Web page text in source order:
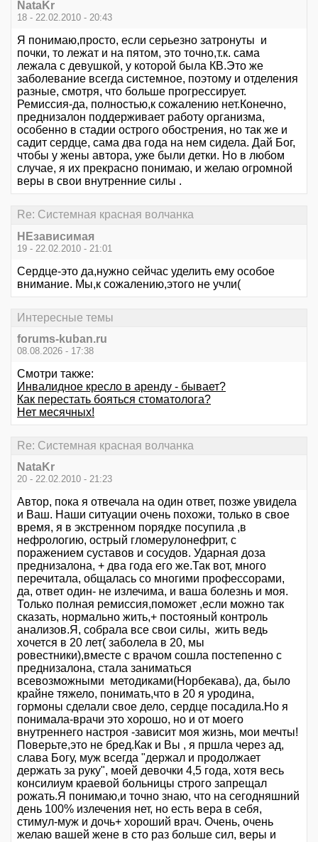
NataKr
18 - 22.02.2010 - 20:43
Я понимаю,просто, если серьезно затронуты и
почки, то лежат и на пятом, это точно,т.к. сама
лежала с девушкой, у которой была КВ.Это же
заболевание всегда системное, поэтому и отделения
разные, смотря, что больше прогрессирует.
Ремиссия-да, полностью,к сожалению нет.Конечно,
преднизалон поддерживает работу организма,
особенно в стадии острого обострения, но так же и
садит сердце, сама два года на нем сидела. Дай Бог,
чтобы у жены автора, уже были детки. Но в любом
случае, я их прекрасно понимаю, и желаю огромной
веры в свои внутренние силы .
Re: Системная красная волчанка
НЕзависимая
19 - 22.02.2010 - 21:01
Сердце-это да,нужно сейчас уделить ему особое
внимание. Мы,к сожалению,этого не учли(
Интересные темы
forums-kuban.ru
08.08.2026 - 17:38
Смотри также:
Инвалидное кресло в аренду - бывает?
Как перестать бояться стоматолога?
Нет месячных!
Re: Системная красная волчанка
NataKr
20 - 22.02.2010 - 21:23
Автор, пока я отвечала на один ответ, позже увидела
и Ваш. Наши ситуации очень похожи, только в свое
время, я в экстренном порядке посупила ,в
нефрологию, острый гломерулонефрит, с
поражением суставов и сосудов. Ударная доза
преднизалона, + два года его же.Так вот, много
перечитала, общалась со многими профессорами,
да, ответ один- не излечима, и ваша болезнь и моя.
Только полная ремиссия,поможет ,если можно так
сказать, нормально жить,+ постояный контроль
анализов.Я, собрала все свои силы, жить ведь
хочется в 20 лет( заболела в 20, мы
ровестники),вместе с врачом сошла постепенно с
преднизалона, стала заниматься
всевозможными методиками(Норбекава), да, было
крайне тяжело, понимать,что в 20 я уродина,
гормоны сделали свое дело, сердце посадила.Но я
понимала-врачи это хорошо, но и от моего
внутреннего настроя -зависит моя жизнь, мои мечты!
Поверьте,это не бред.Как и Вы , я пршла через ад,
слава Богу, муж всегда "держал и продолжает
держать за руку", моей девочки 4,5 года, хотя весь
консилиум краевой больницы строго запрещал
рожать.Я понимаю,и точно знаю, что на сегодняшний
день 100% излечения нет, но есть вера в себя,
стимул-муж и дочь+ хороший врач. Очень, очень
желаю вашей жене в сто раз больше сил, веры и